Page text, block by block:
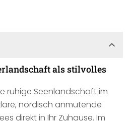
als stilvolles
ruhige Seenlandschaft im
nordisch anmutende
direkt in Ihr Zuhause. Im